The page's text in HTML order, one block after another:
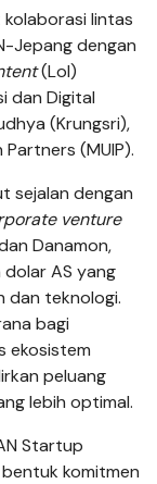
kolaborasi lintas
Jepang dengan
(LoI)
dan Digital
(Krungsri),
(MUIP).
sejalan dengan
venture
Danamon,
AS yang
dan teknologi.
bagi
ekosistem
peluang
lebih optimal.
Startup
komitmen